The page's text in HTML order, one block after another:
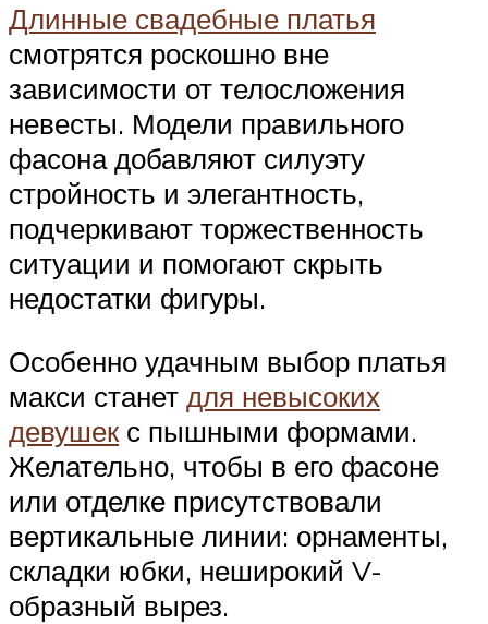
Длинные свадебные платья
смотрятся роскошно вне
зависимости от телосложения
невесты. Модели правильного
фасона добавляют силуэту
стройность и элегантность,
подчеркивают торжественность
ситуации и помогают скрыть
недостатки фигуры.
Особенно удачным выбор платья
макси станет для невысоких
девушекс пышными формами.
Желательно, чтобы в его фасоне
или отделке присутствовали
вертикальные линии: орнаменты,
складки юбки, неширокий V-
образный вырез.